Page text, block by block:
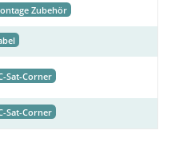
Zubehör
Sat-Corner
Sat-Corner